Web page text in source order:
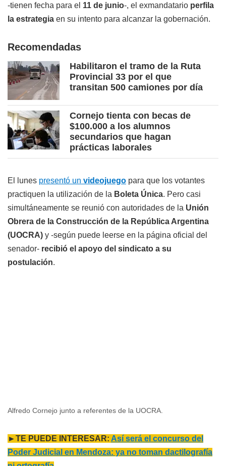
-tienen fecha para el 11 de junio-, el exmandatario perfila
la estrategia en su intento para alcanzar la gobernación.
Recomendadas
Habilitaron el tramo de la Ruta
Provincial 33 por el que
transitan 500 camiones por día
Cornejo tienta con becas de
$100.000 a los alumnos
secundarios que hagan
prácticas laborales
El lunes presentó un videojuego para que los votantes
practiquen la utilización de la Boleta Única. Pero casi
simultáneamente se reunió con autoridades de la Unión
Obrera de la Construcción de la República Argentina
(UOCRA) y -según puede leerse en la página oficial del
senador- recibió el apoyo del sindicato a su
postulación.
Alfredo Cornejo junto a referentes de la UOCRA.
►TE PUEDE INTERESAR: Así será el concurso del
Poder Judicial en Mendoza: ya no toman dactilografía